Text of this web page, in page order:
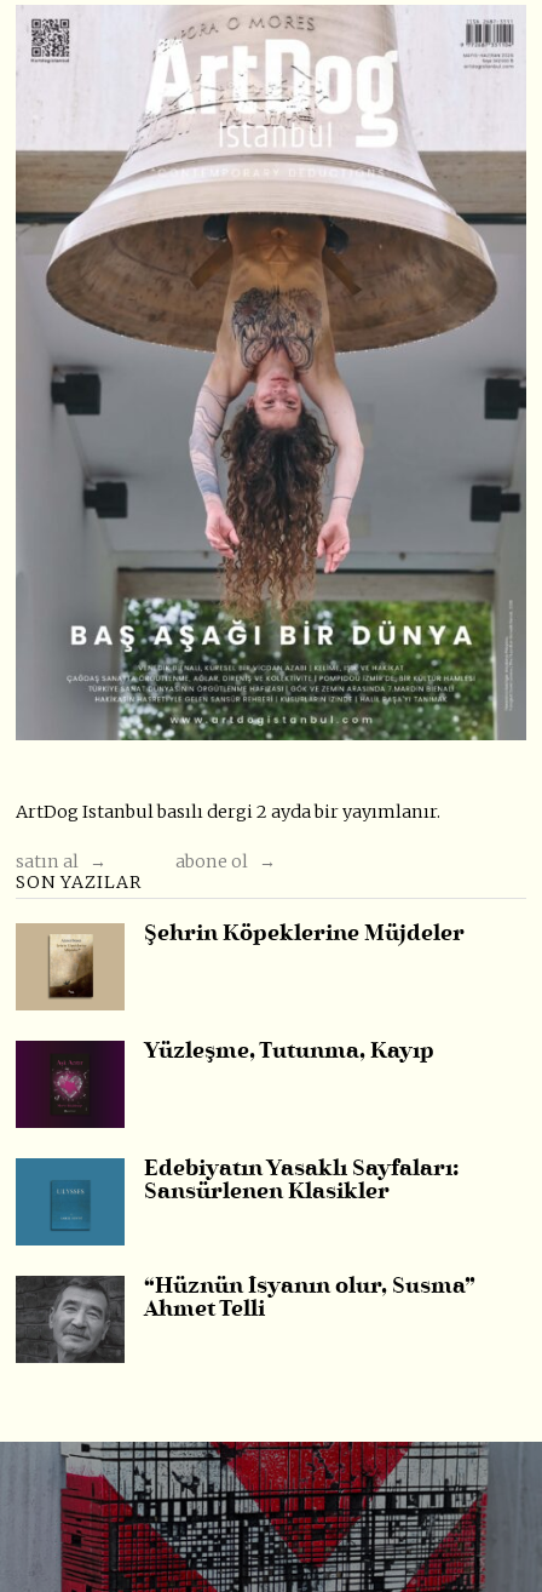
ArtDog Istanbul basılı dergi 2 ayda bir yayımlanır.
satın al →
abone ol →
SON YAZILAR
Şehrin Köpeklerine Müjdeler
Yüzleşme, Tutunma, Kayıp
Edebiyatın Yasaklı Sayfaları:
Sansürlenen Klasikler
“Hüznün İsyanın olur, Susma”
Ahmet Telli